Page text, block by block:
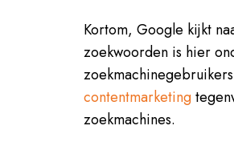
Kortom, Google kijkt
zoekwoorden is hier
contentmarketing
zoekmachines.